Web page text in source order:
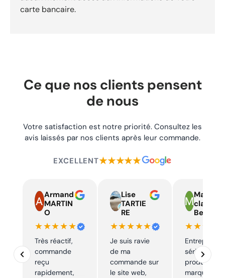
AD60261-001 pour identifier précisément ce composant.
carte bancaire.
Ce que nos clients pensent
de nous
Votre satisfaction est notre priorité. Consultez les
avis laissés par nos clients après leur commande.
EXCELLENT★★★★★
Armand
MARTIN
O
★★★★★
Très réactif,
commande
reçu
rapidement,
Lise
TARTIE
RE
★★★★★
Je suis ravie
de ma
commande sur
le site web,
Marie
claire
Beelen
Entreprise
sérieuse,
produits de
marque à